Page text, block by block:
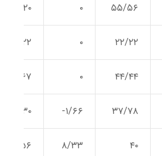
۵۵/۵۶ ۰ ۲۰
۲۲/۲۲ ۰ ۴۲/۲۲
۴۴/۴۴ ۰ ۲۶/۶۷
۳۷/۷۸ ۱/۶۶- ۳۰
۴۰ ۸/۳۳ ۳۵/۵۶